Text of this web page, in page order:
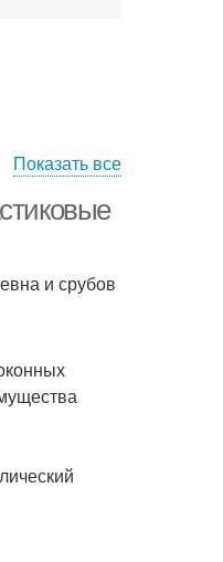
Показать все
и срубов